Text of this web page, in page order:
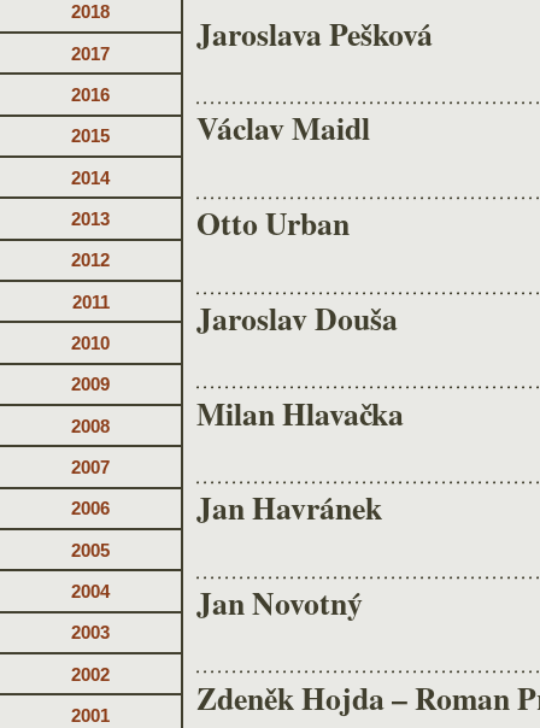
2018
2017
2016
2015
2014
2013
2012
2011
2010
2009
2008
2007
2006
2005
2004
2003
2002
2001
Jaroslava Pešková
Václav Maidl
Otto Urban
Jaroslav Douša
Milan Hlavačka
Jan Havránek
Jan Novotný
Zdeněk Hojda – Roman